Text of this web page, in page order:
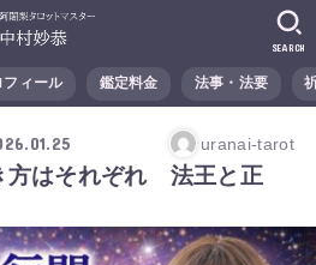
フィール 鑑定料金 法事・法要
SEARCH
uranai-tarot
方はそれぞれ 法王と正